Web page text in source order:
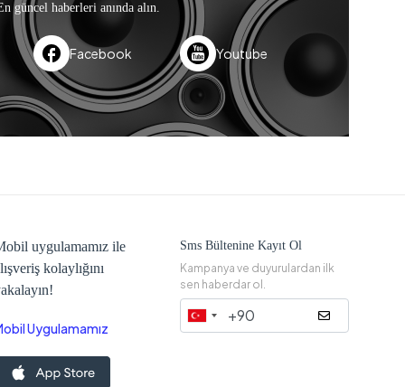
güncel haberleri anında alın.
Facebook Youtube
uygulamamız ile
kolaylığını
Uygulamamız
Sms Bültenine Kayıt Ol
Kampanya ve duyurulardan ilk
sen haberdar ol.